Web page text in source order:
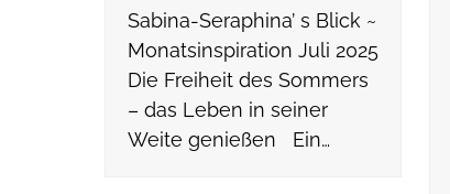
Sabina-Seraphina’ s Blick ~
Monatsinspiration Juli 2025
Die Freiheit des Sommers
– das Leben in seiner
Weite genießen Ein…